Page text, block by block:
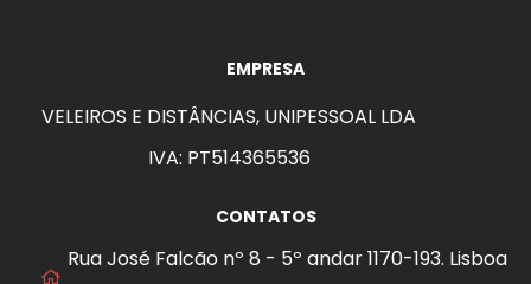
EMPRESA
VELEIROS E DISTÂNCIAS, UNIPESSOAL LDA
IVA: PT514365536
CONTATOS
Rua José Falcão nº 8 - 5º andar 1170-193. Lisboa